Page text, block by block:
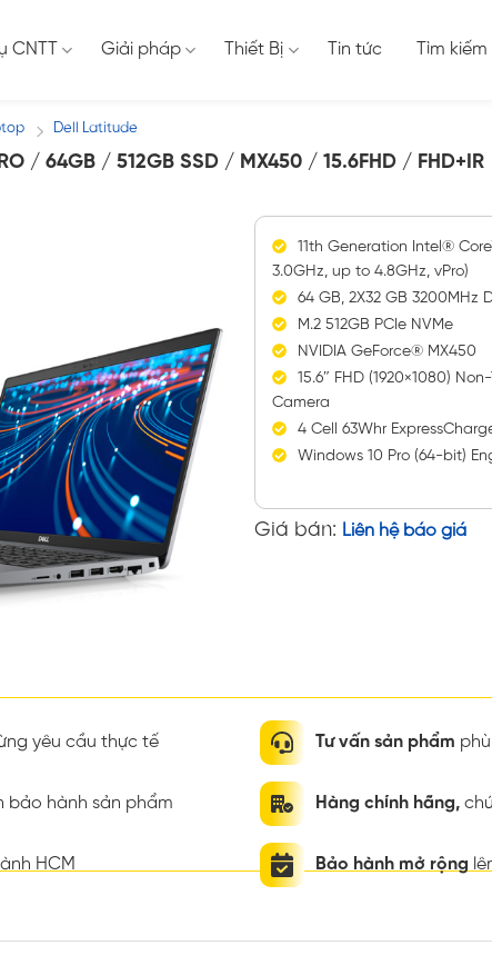
CNTT Giải pháp Thiết Bị Tin tức Tìm kiếm
/ Dell Latitude
/ 64GB / 512GB SSD / MX450 / 15.6FHD / FHD+IR
11th Generation Intel®
3.0GHz, up to 4.8GHz, vPro)
64 GB, 2X32 GB 3200MHz
M.2 512GB PCIe NVMe
NVIDIA GeForce® MX450
15.6″ FHD (1920×1080)
Camera
4 Cell 63Whr
Windows 10 Pro (64-bit)
Giá bán: Liên hệ báo giá
yêu cầu thực tế
bảo hành sản phẩm
HCM
Tư vấn sản phẩm
Hàng chính hãng,
Bảo hành mở rộng